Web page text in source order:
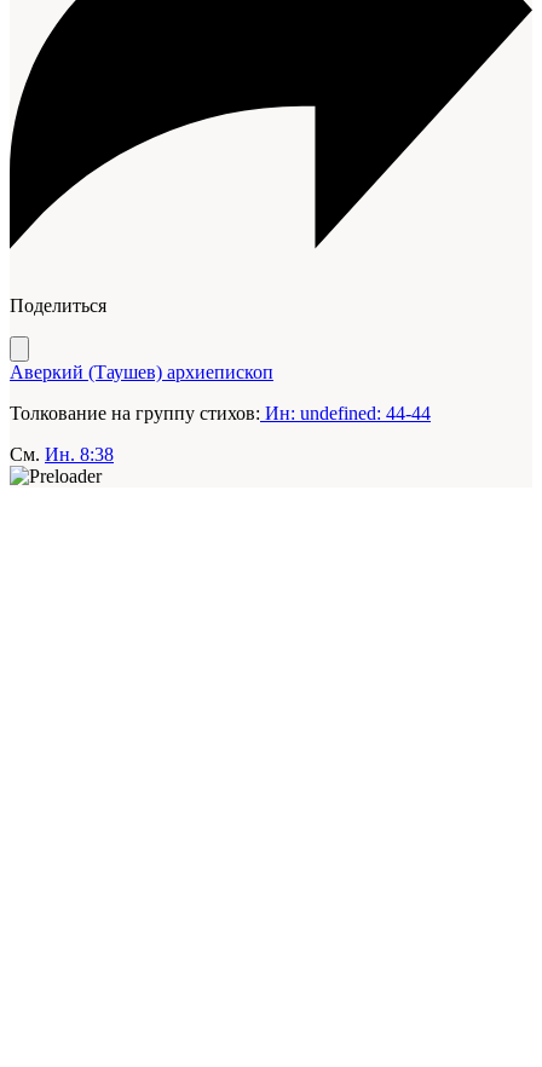
Поделиться
Аверкий (Таушев) архиепископ
Толкование на группу стихов: Ин: undefined: 44-44
См. Ин. 8:38